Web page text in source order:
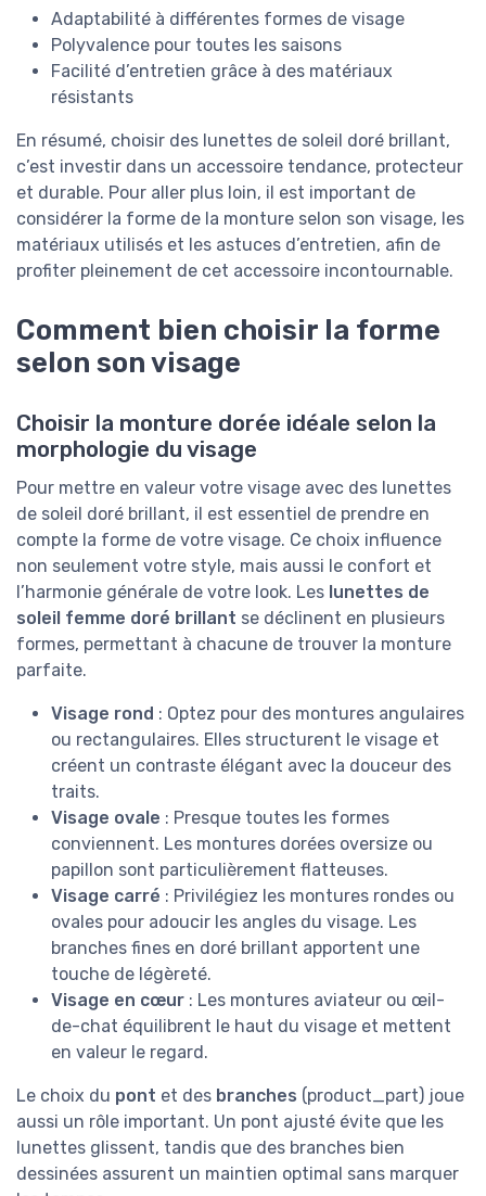
Adaptabilité à différentes formes de visage
Polyvalence pour toutes les saisons
Facilité d’entretien grâce à des matériaux
résistants
En résumé, choisir des lunettes de soleil doré brillant,
c’est investir dans un accessoire tendance, protecteur
et durable. Pour aller plus loin, il est important de
considérer la forme de la monture selon son visage, les
matériaux utilisés et les astuces d’entretien, afin de
profiter pleinement de cet accessoire incontournable.
Comment bien choisir la forme
selon son visage
Choisir la monture dorée idéale selon la
morphologie du visage
Pour mettre en valeur votre visage avec des lunettes
de soleil doré brillant, il est essentiel de prendre en
compte la forme de votre visage. Ce choix influence
non seulement votre style, mais aussi le confort et
l’harmonie générale de votre look. Les lunettes de
soleil femme doré brillant se déclinent en plusieurs
formes, permettant à chacune de trouver la monture
parfaite.
Visage rond : Optez pour des montures angulaires
ou rectangulaires. Elles structurent le visage et
créent un contraste élégant avec la douceur des
traits.
Visage ovale : Presque toutes les formes
conviennent. Les montures dorées oversize ou
papillon sont particulièrement flatteuses.
Visage carré : Privilégiez les montures rondes ou
ovales pour adoucir les angles du visage. Les
branches fines en doré brillant apportent une
touche de légèreté.
Visage en cœur : Les montures aviateur ou œil-
de-chat équilibrent le haut du visage et mettent
en valeur le regard.
Le choix du pont et des branches (product_part) joue
aussi un rôle important. Un pont ajusté évite que les
lunettes glissent, tandis que des branches bien
dessinées assurent un maintien optimal sans marquer